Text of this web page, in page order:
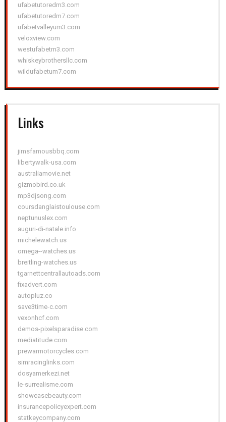
ufabetutoredm3.com
ufabetutoredm7.com
ufabetvalleyum3.com
veloxview.com
westufabetm3.com
whiskeybrothersllc.com
wildufabetum7.com
Links
jimsfamousbbq.com
libertywalk-usa.com
australiamovie.net
gizmobird.co.uk
mp3djsong.com
coursdanglaistoulouse.com
neptunuslex.com
auguri-di-natale.info
michelewatch.us
omega--watches.us
breitling-watches.us
tgarnettcentrallautoads.com
fixadvert.com
autopluz.co
save3time-c.com
vexonhcf.com
demos-pixelsparadise.com
mediatitude.com
prewarmotorcycles.com
simracinglinks.com
dosyamerkezi.net
le-surrealisme.com
showcasebeauty.com
insurancepolicyexpert.com
statkeycompany.com